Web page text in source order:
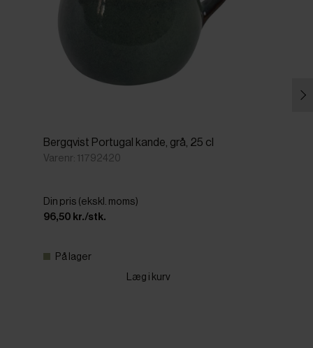
Bergqvist Portugal kande, grå, 25 cl
Varenr: 11792420
Din pris (ekskl. moms)
96,50 kr./stk.
På lager
Læg i kurv